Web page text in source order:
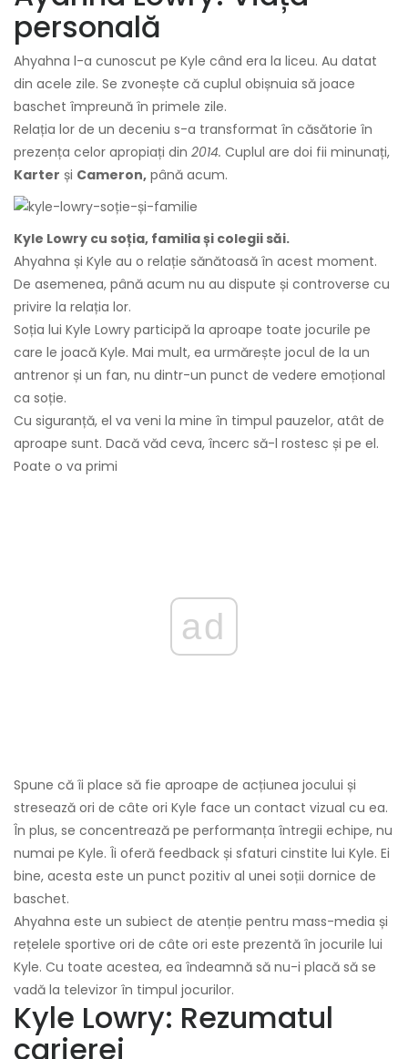
personală
Ahyahna l-a cunoscut pe Kyle când era la liceu. Au datat
din acele zile. Se zvonește că cuplul obișnuia să joace
baschet împreună în primele zile.
Relația lor de un deceniu s-a transformat în căsătorie în
prezența celor apropiați din 2014. Cuplul are doi fii minunați,
Karter și Cameron, până acum.
Kyle Lowry cu soția, familia și colegii săi.
Ahyahna și Kyle au o relație sănătoasă în acest moment.
De asemenea, până acum nu au dispute și controverse cu
privire la relația lor.
Soția lui Kyle Lowry participă la aproape toate jocurile pe
care le joacă Kyle. Mai mult, ea urmărește jocul de la un
antrenor și un fan, nu dintr-un punct de vedere emoțional
ca soție.
Cu siguranță, el va veni la mine în timpul pauzelor, atât de
aproape sunt. Dacă văd ceva, încerc să-l rostesc și pe el.
Poate o va primi
ad
Spune că îi place să fie aproape de acțiunea jocului și
stresează ori de câte ori Kyle face un contact vizual cu ea.
În plus, se concentrează pe performanța întregii echipe, nu
numai pe Kyle. Îi oferă feedback și sfaturi cinstite lui Kyle. Ei
bine, acesta este un punct pozitiv al unei soții dornice de
baschet.
Ahyahna este un subiect de atenție pentru mass-media și
rețelele sportive ori de câte ori este prezentă în jocurile lui
Kyle. Cu toate acestea, ea îndeamnă să nu-i placă să se
vadă la televizor în timpul jocurilor.
Kyle Lowry: Rezumatul
carierei